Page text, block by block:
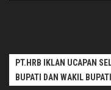
PT.HRB IKLAN UCAPAN
BUPATI DAN WAKIL